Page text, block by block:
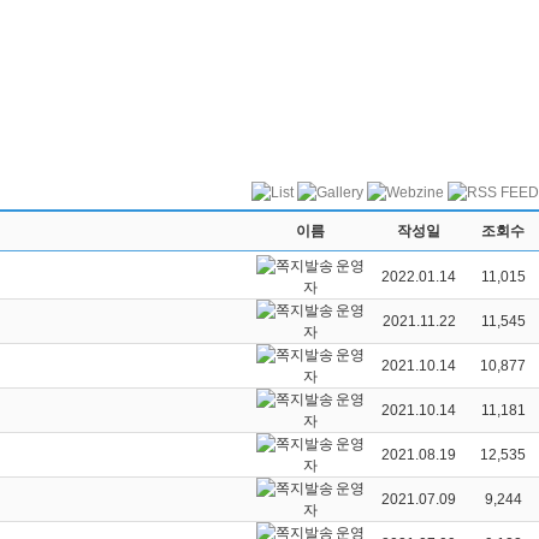
이름 작성일 조회수
운영
자
2022.01.14
11,015
운영
자
2021.11.22
11,545
운영
자
2021.10.14
10,877
운영
자
2021.10.14
11,181
운영
자
2021.08.19
12,535
운영
자
2021.07.09
9,244
운영